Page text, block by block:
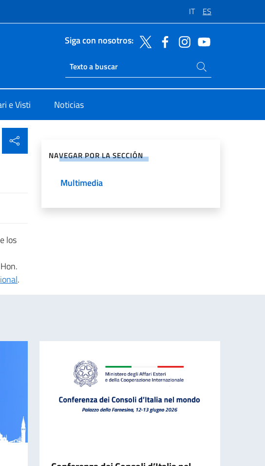
IT ES
Siga con nosotros:
Ricerca sito live
Buscar en el sitio
e Visti Noticias
los
.
NAVEGAR POR LA SECCIÓN
Multimedia